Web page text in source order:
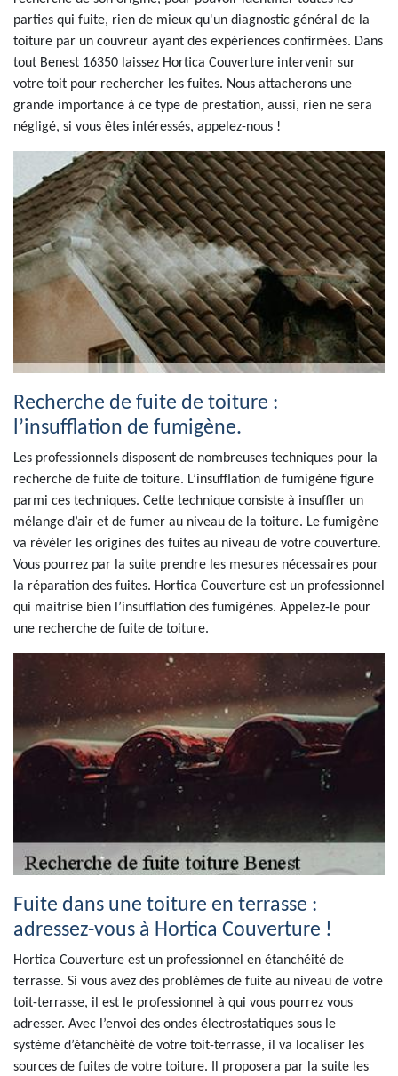
parties qui fuite, rien de mieux qu'un diagnostic général de la
toiture par un couvreur ayant des expériences confirmées. Dans
tout Benest 16350 laissez Hortica Couverture intervenir sur
votre toit pour rechercher les fuites. Nous attacherons une
grande importance à ce type de prestation, aussi, rien ne sera
négligé, si vous êtes intéressés, appelez-nous !
Recherche de fuite de toiture :
l’insufflation de fumigène.
Les professionnels disposent de nombreuses techniques pour la
recherche de fuite de toiture. L’insufflation de fumigène figure
parmi ces techniques. Cette technique consiste à insuffler un
mélange d’air et de fumer au niveau de la toiture. Le fumigène
va révéler les origines des fuites au niveau de votre couverture.
Vous pourrez par la suite prendre les mesures nécessaires pour
la réparation des fuites. Hortica Couverture est un professionnel
qui maitrise bien l’insufflation des fumigènes. Appelez-le pour
une recherche de fuite de toiture.
Fuite dans une toiture en terrasse :
adressez-vous à Hortica Couverture !
Hortica Couverture est un professionnel en étanchéité de
terrasse. Si vous avez des problèmes de fuite au niveau de votre
toit-terrasse, il est le professionnel à qui vous pourrez vous
adresser. Avec l’envoi des ondes électrostatiques sous le
système d’étanchéité de votre toit-terrasse, il va localiser les
sources de fuites de votre toiture. Il proposera par la suite les